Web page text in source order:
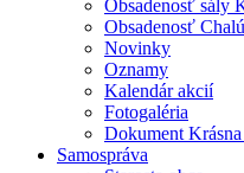
Obsadenosť sály
Obsadenosť
Novinky
Oznamy
Kalendár akcií
Fotogaléria
Dokument
Samospráva